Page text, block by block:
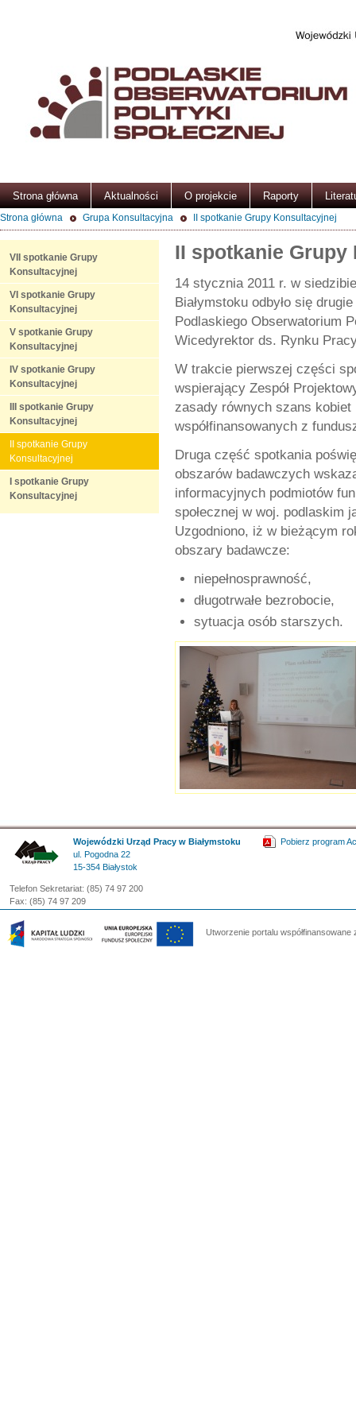
Strona główna Aktualności O projekcie Raporty
Strona główna Grupa Konsultacyjna II spotkanie Grupy Konsultacyjnej
II spotkanie
14 stycznia 2011 r. w
Białymstoku odbyło się
Podlaskiego Obserwatorium
Wicedyrektor ds. Rynku
W trakcie pierwszej części
wspierający Zespół
zasady równych szans
współfinansowanych z
Druga część spotkania
obszarów badawczych
informacyjnych podmiotów
społecznej w woj. podlaskim
Uzgodniono, iż w bieżącym
obszary badawcze:
niepełnosprawność,
długotrwałe bezrobocie,
sytuacja osób starszych.
VII spotkanie Grupy
Konsultacyjnej
VI spotkanie Grupy
Konsultacyjnej
V spotkanie Grupy
Konsultacyjnej
IV spotkanie Grupy
Konsultacyjnej
III spotkanie Grupy
Konsultacyjnej
II spotkanie Grupy
Konsultacyjnej
I spotkanie Grupy
Konsultacyjnej
Wojewódzki Urząd Pracy w Białymstoku
ul. Pogodna 22
15-354 Białystok
Telefon Sekretariat: (85) 74 97 200
Fax: (85) 74 97 209
Pobierz program
Utworzenie portalu